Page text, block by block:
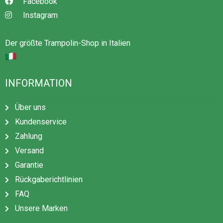
Das Trampolin ist nur für die Verwendung im Freien
Lesen Sie die Betriebsanleitung und bewahren Sie sie
zum späteren Nachschlagen auf.
Instagram
Der größte Trampolin-Shop in Italien
INFORMATION
Über uns
Kundenservice
Zahlung
Versand
Garantie
Rückgaberichtlinien
FAQ
Unsere Marken